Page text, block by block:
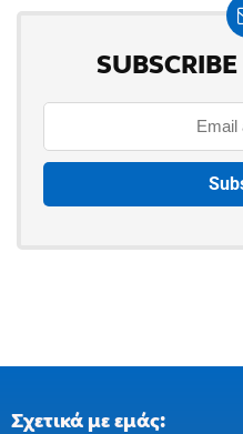
Σχετικά με εμάς: